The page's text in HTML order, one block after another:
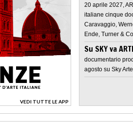
VEDI TUTTE LE APP
>
20 aprile 2027,
italiane cinque
Caravaggio,
Ende, Turner &
Su SKY va
documentario
agosto su Sky Arte